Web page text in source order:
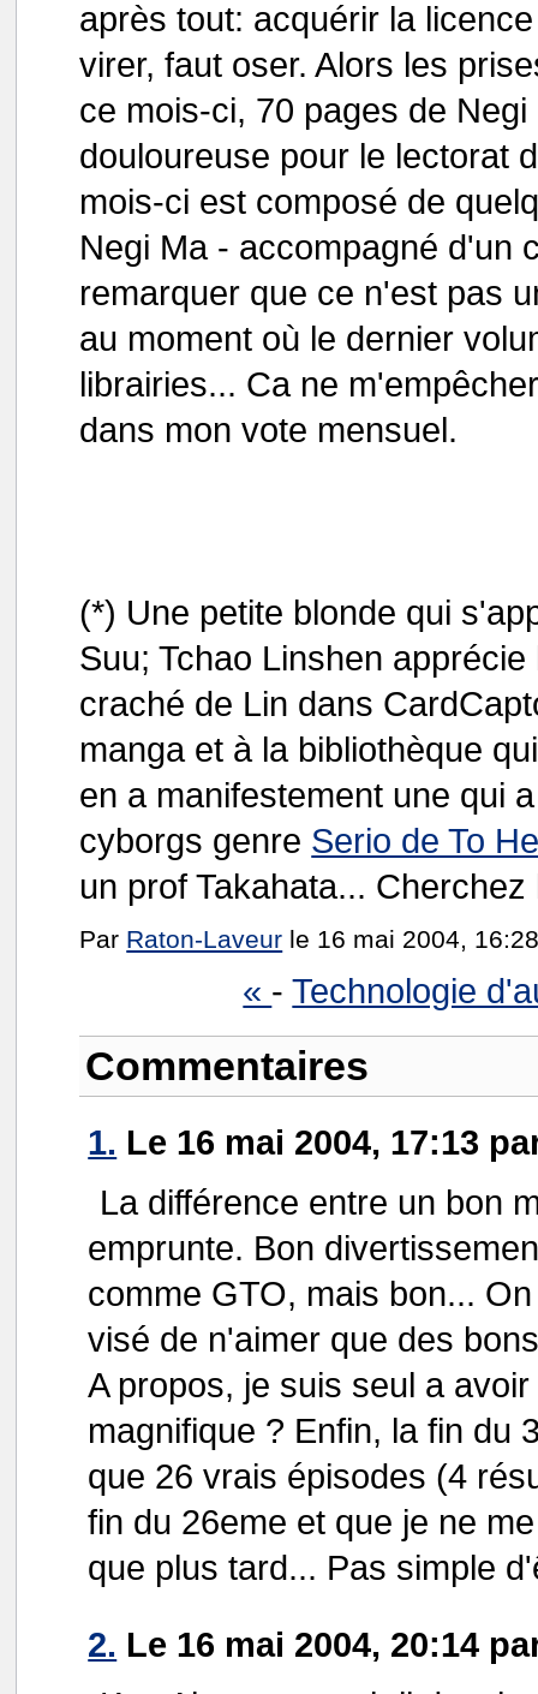
après tout: acquérir la
virer, faut oser. Alors les
ce mois-ci, 70 pages de
douloureuse pour le lectorat
mois-ci est composé de
Negi Ma - accompagné d'un
remarquer que ce n'est pas
au moment où le dernier
librairies... Ca ne
dans mon vote mensuel.
(*) Une petite blonde qui
Suu; Tchao Linshen
craché de Lin dans
manga et à la bibliothèque
en a manifestement une qui
cyborgs genre Serio de To
un prof Takahata...
Par Raton-Laveur le 16 mai 2004,
« - Technologie
Commentaires
1. Le 16 mai 2004, 17:13
La différence entre un bon
emprunte. Bon
comme GTO, mais bon...
visé de n'aimer que des
A propos, je suis seul a
magnifique ? Enfin, la fin du
que 26 vrais épisodes (4
fin du 26eme et que je ne
que plus tard... Pas simple
2. Le 16 mai 2004, 20:14